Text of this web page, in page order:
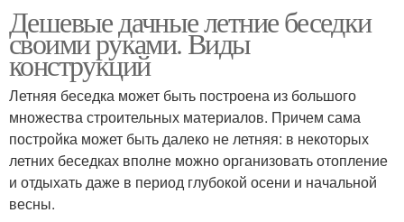
Дешевые дачные летние беседки
своими руками. Виды
конструкций
Летняя беседка может быть построена из большого
множества строительных материалов. Причем сама
постройка может быть далеко не летняя: в некоторых
летних беседках вполне можно организовать отопление
и отдыхать даже в период глубокой осени и начальной
весны.